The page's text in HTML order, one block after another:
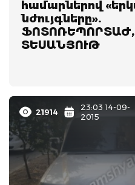
համարներով
նժույգները».
ՖՈՏՈՌԵՊՈՐՏԱԺ,
ՏԵՍԱՆՅՈՒԹ
21914
23:03 14-09-
2015